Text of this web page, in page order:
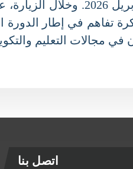
إلى الجزائر في الفترة
على 28 اتفاقية ومذكرة
مجالات التعليم
اتصل بنا